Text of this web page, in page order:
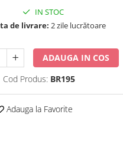
IN STOC
de livrare: 2 zile lucrătoare
ADAUGA IN COS
Cod Produs: BR195
Adauga la Favorite